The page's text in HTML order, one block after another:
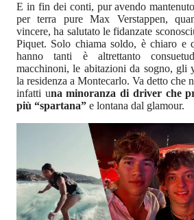
E in fin dei conti, pur avendo
per terra pure Max Verstappen,
vincere, ha salutato le fidanzate
Piquet. Solo chiama soldo, è chiaro e
hanno tanti è altrettanto
macchinoni, le abitazioni da sogno, gli
la residenza a Montecarlo. Va detto che
infatti una minoranza di driver che
più “spartana” e lontana dal glamour.